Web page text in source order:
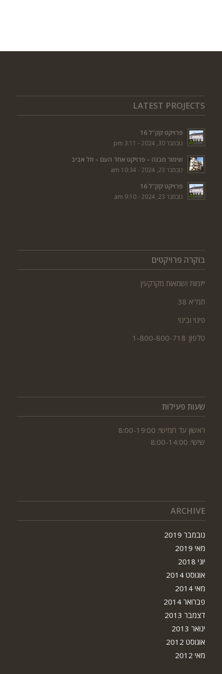
LATEST PROJECTS
פרויקט קק"ל 16
נובמבר 30, 2024 - 3:11 pm
שימור מבנה – פרויקט אחד העם – תל אביב
נובמבר 23, 2024 - 10:34 am
פרויקט קק"ל 16
נובמבר 23, 2024 - 9:10 am
בוקרה פרויקטים
ייזמות ושמאות מקרקעין
תמ"א 38
פינוי ובינוי
טלפון: 1-800-800-718
שעות פעילות
ראשון עד חמישי: 8:00-19:00
שישי: 8:00-14:00
ARCHIVE
נובמבר 2019
מאי 2019
יוני 2018
אוגוסט 2014
מאי 2014
פברואר 2014
דצמבר 2013
ינואר 2013
אוגוסט 2012
מאי 2012